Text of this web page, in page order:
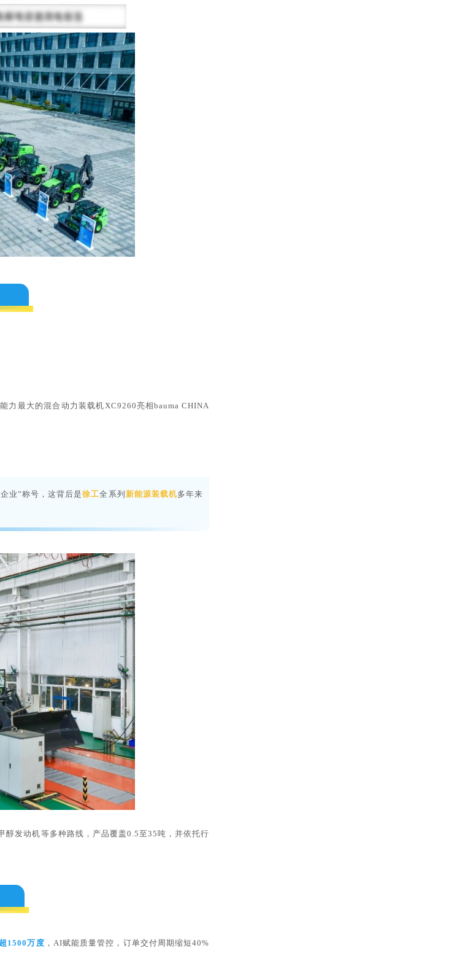
力最大的混合动力装载机XC9260亮相bauma CHINA
业”称号，这背后是徐工全系列新能源装载机多年来
发动机等多种路线，产品覆盖0.5至35吨，并依托行
1500万度 ，AI赋能质量管控，订单交付周期缩短40%